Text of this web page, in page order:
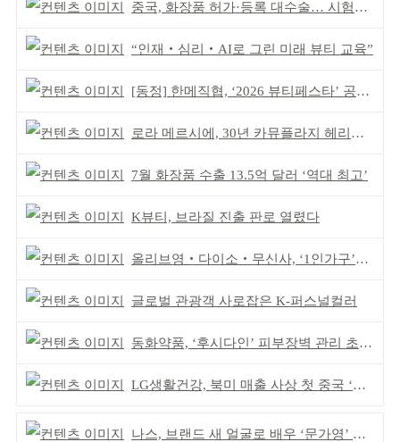
중국, 화장품 허가·등록 대수술… 시험자료 공용 허용
“인재‧심리‧AI로 그린 미래 뷰티 교육”
[동정] 한메직협, ‘2026 뷰티페스타’ 공동 주최
로라 메르시에, 30년 카뮤플라지 헤리티지 담아
7월 화장품 수출 13.5억 달러 ‘역대 최고’
K뷰티, 브라질 진출 판로 열렸다
올리브영‧다이소‧무신사, ‘1인가구’가 이끈다
글로벌 관광객 사로잡은 K-퍼스널컬러
동화약품, ‘후시다인’ 피부장벽 관리 초점 ‘리브랜딩’
LG생활건강, 북미 매출 사상 첫 중국 ‘추월’
나스, 브랜드 새 얼굴로 배우 ‘문가영’ 발탁